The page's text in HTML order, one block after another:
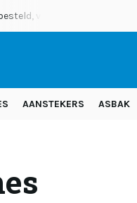
vandaag verzonden
AANSTEKERS ASBAK